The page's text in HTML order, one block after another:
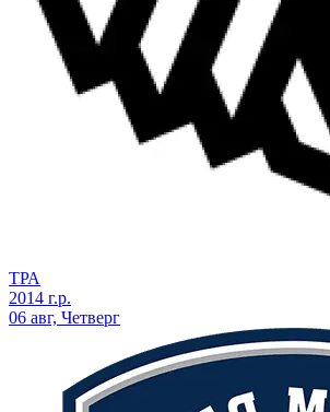
ТРА
2014 г.р.
06 авг, Четверг